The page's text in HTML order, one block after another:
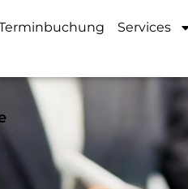
Services